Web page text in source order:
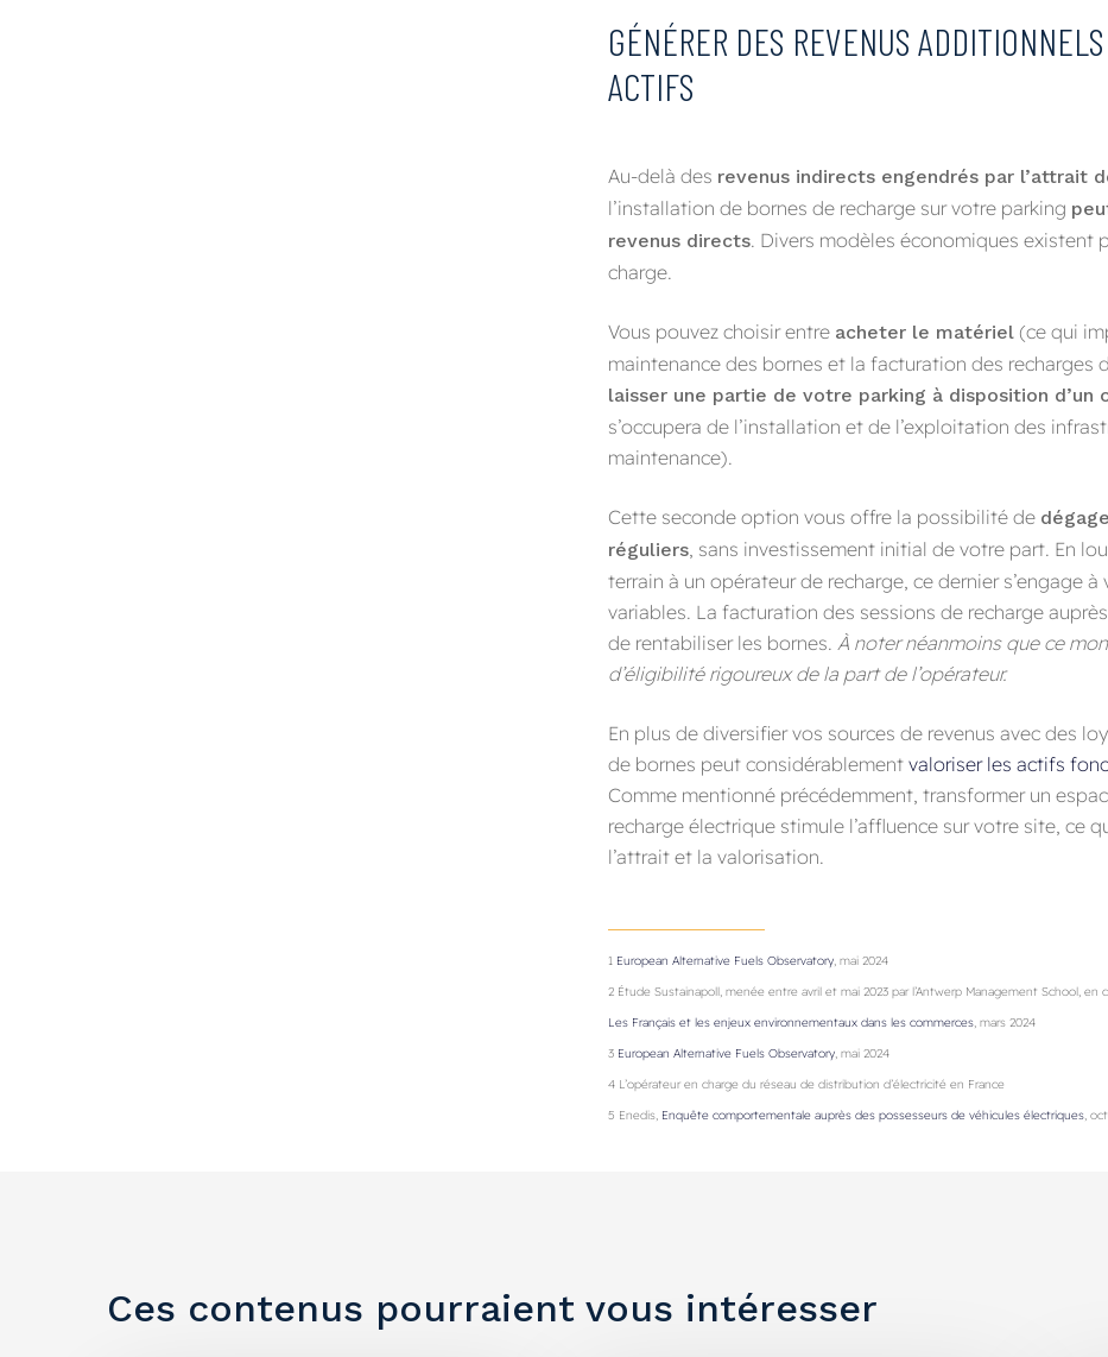
GÉNÉRER DES REVENUS
ACTIFS
Au-delà des revenus indirects engendrés par l’attrait
l’installation de bornes de recharge sur votre parking
revenus directs. Divers modèles économiques existent
charge.
Vous pouvez choisir entre acheter le matériel (ce qui
maintenance des bornes et la facturation des recharges
laisser une partie de votre parking à disposition d’un
s’occupera de l’installation et de l’exploitation des
maintenance).
Cette seconde option vous offre la possibilité de
réguliers, sans investissement initial de votre part. En
terrain à un opérateur de recharge, ce dernier s’engage
variables. La facturation des sessions de recharge
de rentabiliser les bornes.À noter néanmoins que ce
d’éligibilité rigoureux de la part de l’opérateur.
En plus de diversifier vos sources de revenus avec des
de bornes peut considérablementvaloriser les actifs
Comme mentionné précédemment, transformer un
recharge électrique stimule l’affluence sur votre site, ce
l’attrait et la valorisation.
1 European Alternative Fuels Observatory, mai 2024
2 Étude Sustainapoll, menée entre avril et mai 2023 par l’Antwerp Management School,
Les Français et les enjeux environnementaux dans les commerces, mars 2024
3 European Alternative Fuels Observatory, mai 2024
4 L’opérateur en charge du réseau de distribution d’électricité en France
5 Enedis, Enquête comportementale auprès des possesseurs de véhicules électriques,
Ces contenus pourraient vous intéresser